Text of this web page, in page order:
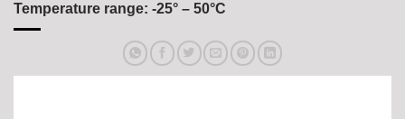
Temperature range: -25° – 50°C